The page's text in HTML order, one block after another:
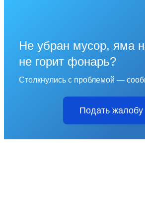
Не убран мусор, яма
не горит фонарь?
Столкнулись с проблемой —
Подать жалобу